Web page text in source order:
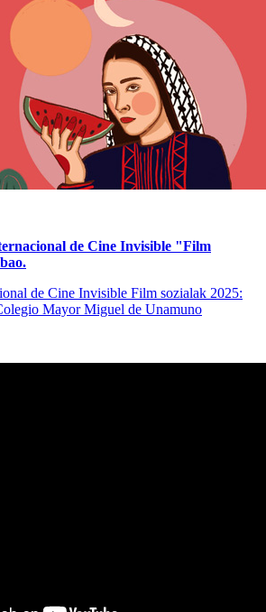
de Cine Invisible "Film
de Cine Invisible Film sozialak 2025:
Mayor Miguel de Unamuno